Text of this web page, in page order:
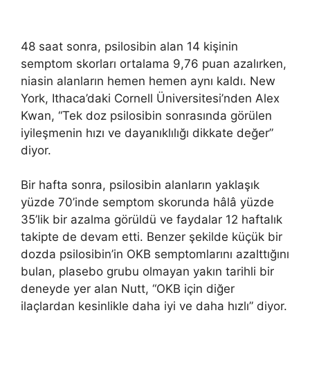
48 saat sonra, psilosibin alan 14 kişinin
semptom skorları ortalama 9,76 puan azalırken,
niasin alanların hemen hemen aynı kaldı. New
York, Ithaca’daki Cornell Üniversitesi’nden Alex
Kwan, “Tek doz psilosibin sonrasında görülen
iyileşmenin hızı ve dayanıklılığı dikkate değer”
diyor.
Bir hafta sonra, psilosibin alanların yaklaşık
yüzde 70’inde semptom skorunda hâlâ yüzde
35’lik bir azalma görüldü ve faydalar 12 haftalık
takipte de devam etti. Benzer şekilde küçük bir
dozda psilosibin’in OKB semptomlarını azalttığını
bulan, plasebo grubu olmayan yakın tarihli bir
deneyde yer alan Nutt, “OKB için diğer
ilaçlardan kesinlikle daha iyi ve daha hızlı” diyor.